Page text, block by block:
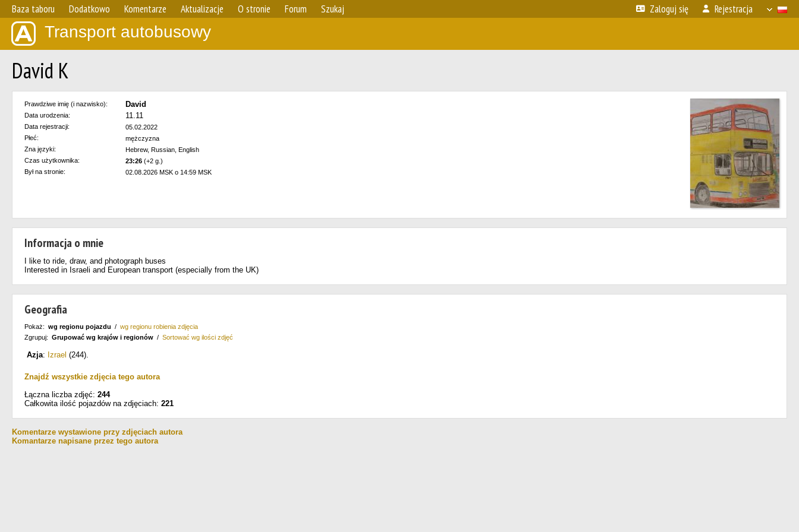
Baza taboru Dodatkowo Komentarze Aktualizacje O stronie Forum Szukaj Zaloguj się Rejestracja
Transport autobusowy
David K
Prawdziwe imię (i nazwisko): David
Data urodzenia: 11.11
Data rejestracji:
05.02.2022
Płeć:
mężczyzna
Zna języki:
Hebrew, Russian, English
Czas użytkownika:
23:26 (+2 g.)
Był na stronie:
02.08.2026 MSK o 14:59 MSK
Informacja o mnie
I like to ride, draw, and photograph buses
Interested in Israeli and European transport (especially from the UK)
Geografia
Pokaż: wg regionu pojazdu / wg regionu robienia zdjęcia
Zgrupuj: Grupować wg krajów i regionów / Sortować wg ilości zdjęć
Azja: Izrael (244).
Znajdź wszystkie zdjęcia tego autora
Łączna liczba zdjęć: 244
Całkowita ilość pojazdów na zdjęciach: 221
Komentarze wystawione przy zdjęciach autora
Komantarze napisane przez tego autora